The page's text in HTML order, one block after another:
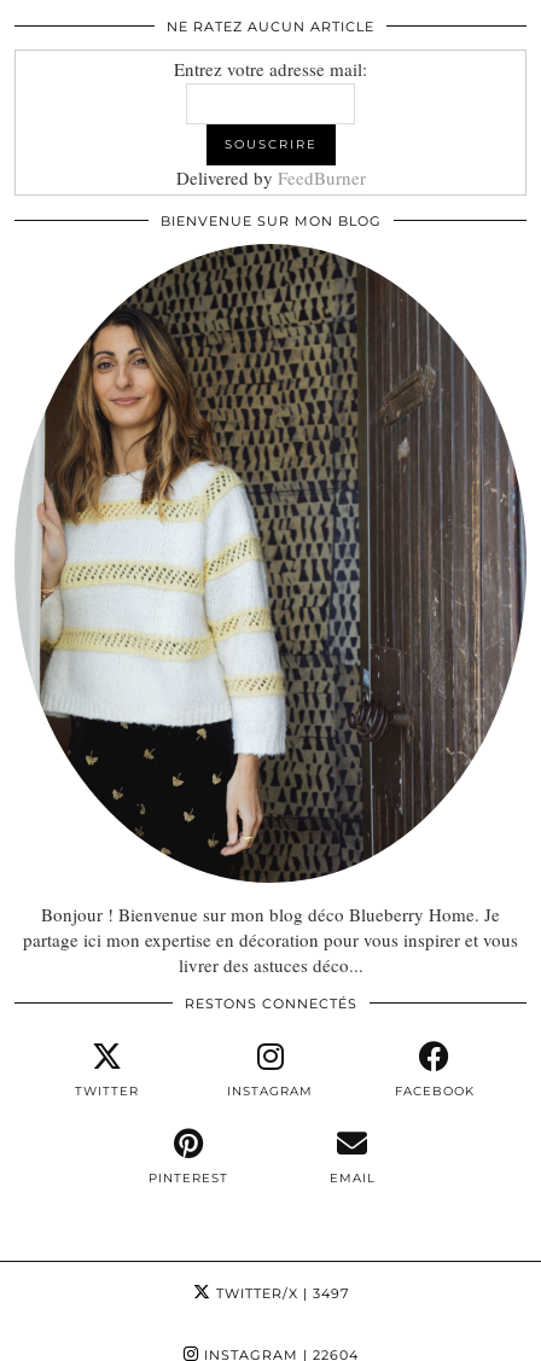
NE RATEZ AUCUN ARTICLE
Entrez votre adresse mail:
Delivered by FeedBurner
BIENVENUE SUR MON BLOG
Bonjour ! Bienvenue sur mon blog déco Blueberry Home. Je
partage ici mon expertise en décoration pour vous inspirer et vous
livrer des astuces déco...
RESTONS CONNECTÉS
TWITTER INSTAGRAM FACEBOOK
PINTEREST EMAIL
TWITTER/X | 3497
INSTAGRAM | 22604